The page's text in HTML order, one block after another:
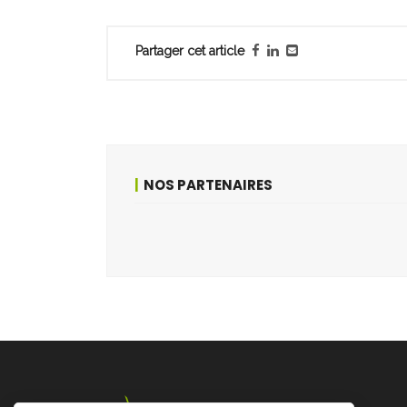
Partager cet article
NOS PARTENAIRES